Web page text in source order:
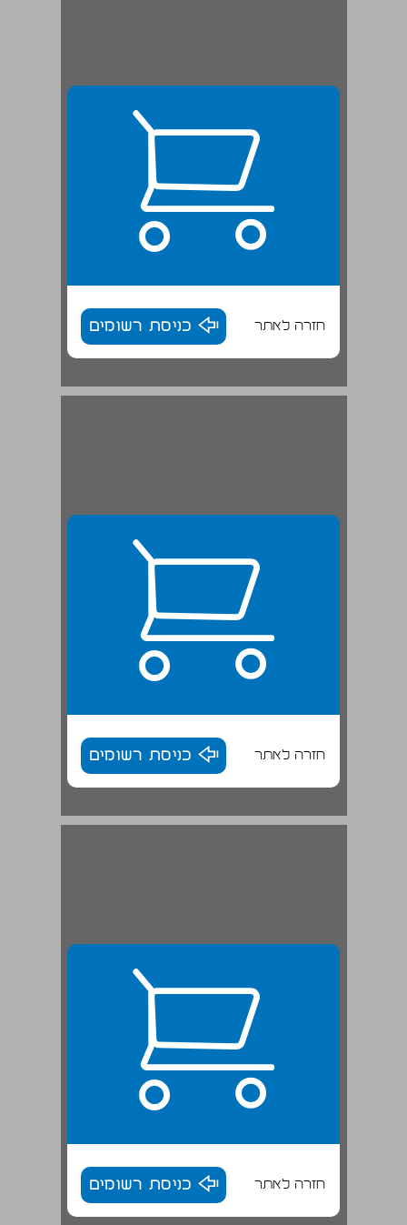
חזרה לאתר כניסת רשומים
הסוגה, המקורות והתוכן של 'יסוד מורא' ... 26
חזרה לאתר כניסת רשומים
חזרה לאתר כניסת רשומים